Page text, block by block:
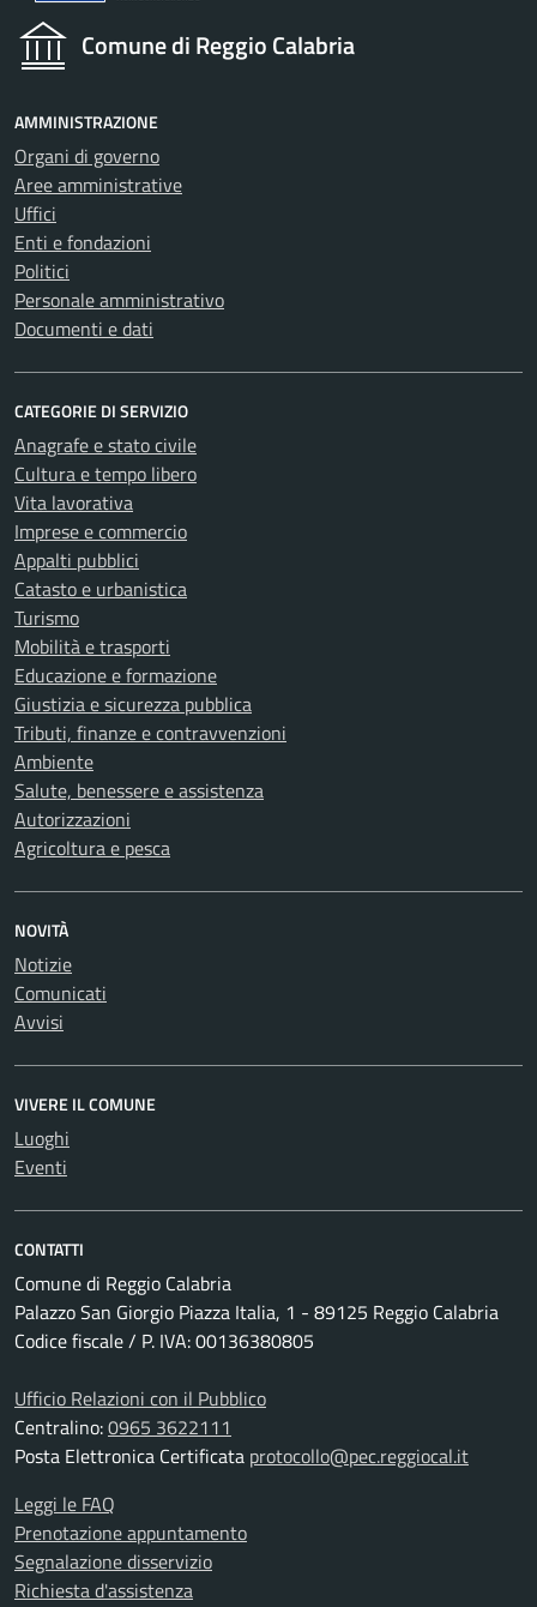
Comune di Reggio Calabria
AMMINISTRAZIONE
Organi di governo
Aree amministrative
Uffici
Enti e fondazioni
Politici
Personale amministrativo
Documenti e dati
CATEGORIE DI SERVIZIO
Anagrafe e stato civile
Cultura e tempo libero
Vita lavorativa
Imprese e commercio
Appalti pubblici
Catasto e urbanistica
Turismo
Mobilità e trasporti
Educazione e formazione
Giustizia e sicurezza pubblica
Tributi, finanze e contravvenzioni
Ambiente
Salute, benessere e assistenza
Autorizzazioni
Agricoltura e pesca
NOVITÀ
Notizie
Comunicati
Avvisi
VIVERE IL COMUNE
Luoghi
Eventi
CONTATTI
Comune di Reggio Calabria
Palazzo San Giorgio Piazza Italia, 1 - 89125 Reggio Calabria
Codice fiscale / P. IVA: 00136380805
Ufficio Relazioni con il Pubblico
Centralino:0965 3622111
Posta Elettronica Certificata protocollo@pec.reggiocal.it
Leggi le FAQ
Prenotazione appuntamento
Segnalazione disservizio
Richiesta d'assistenza